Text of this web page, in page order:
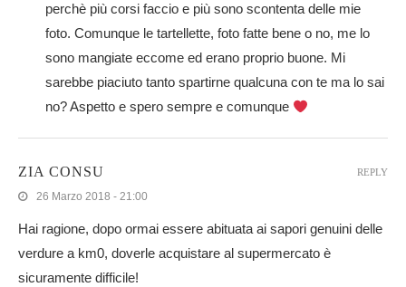
perchè più corsi faccio e più sono scontenta delle mie
foto. Comunque le tartellette, foto fatte bene o no, me lo
sono mangiate eccome ed erano proprio buone. Mi
sarebbe piaciuto tanto spartirne qualcuna con te ma lo sai
no? Aspetto e spero sempre e comunque
ZIA CONSU
26 Marzo 2018 - 21:00
Hai ragione, dopo ormai essere abituata ai sapori genuini delle
verdure a km0, doverle acquistare al supermercato è
sicuramente difficile!
REPLY